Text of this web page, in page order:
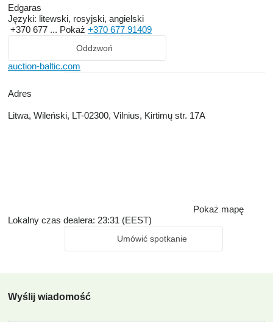
Edgaras
Języki: litewski, rosyjski, angielski
+370 677 ... Pokaż +370 677 91409
Oddzwoń
auction-baltic.com
Adres
Litwa, Wileński, LT-02300, Vilnius, Kirtimų str. 17A
Pokaż mapę
Lokalny czas dealera: 23:31 (EEST)
Umówić spotkanie
Wyślij wiadomość